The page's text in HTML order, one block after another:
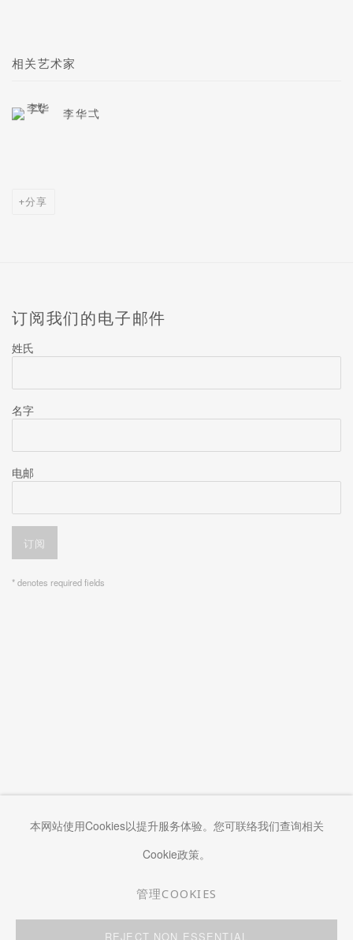
相关艺术家
李华弌
分享
订阅我们的电子邮件
姓氏
名字
电邮
订阅
* denotes required fields
COPYRIGHT © 2026 KWAI FUNG HIN 网页支持 ARTLOGIC
本网站使用Cookies以提升服务体验。您可联络我们查询相关
Cookie政策。
管理COOKIES
REJECT NON ESSENTIAL